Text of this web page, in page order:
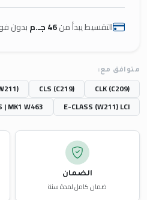
التقسيط يبدأ من46 جـ.م بدون
متوافق مع:
CLK (C209)
CLS (C219)
E-CLASS (W211) LCI
| MK1 W463
الضمان
ضمان كامل لمدة سنة